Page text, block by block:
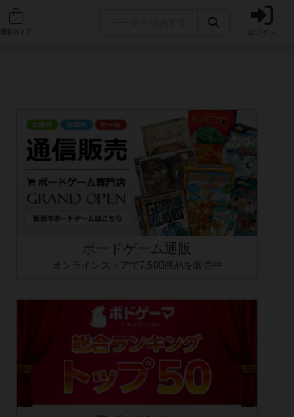
人気ボードゲーム ログイン
ボードゲーム通販
オンラインストアで7,500商品を販売中